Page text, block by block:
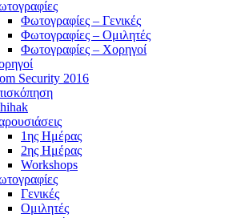
Φωτογραφίες – Γενικές
Φωτογραφίες – Ομιλητές
Φωτογραφίες – Χορηγοί
Security 2016
1ης Ημέρας
2ης Ημέρας
Workshops
Γενικές
Ομιλητές